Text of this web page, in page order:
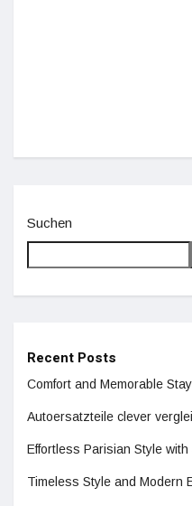
Suchen
Recent Posts
Comfort and Memorable
Autoersatzteile clever
Effortless Parisian Style with
Timeless Style and Modern